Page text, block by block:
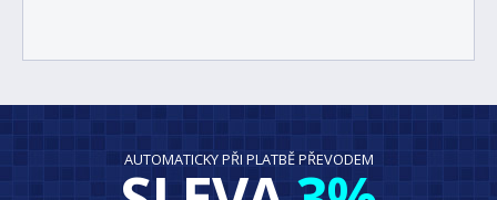
AUTOMATICKY PŘI PLATBĚ PŘEVODEM